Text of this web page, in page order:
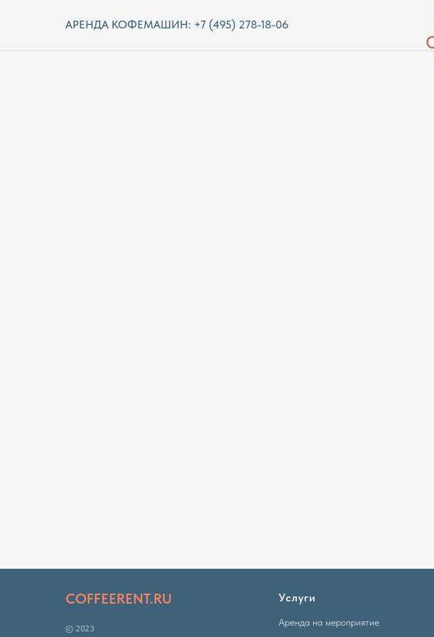
АРЕНДА КОФЕМАШИН: +7 (495) 278-18-06
COFFEERENT.RU
© 2023
Услуги
Аренда на мероприятие